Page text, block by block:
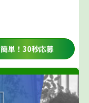
簡単！30秒応募